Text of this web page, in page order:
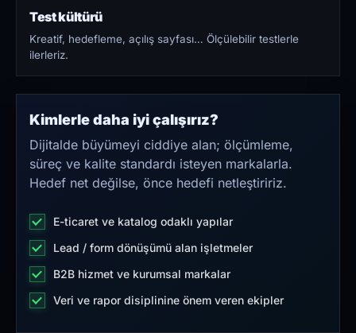
Test kültürü
Kreatif, hedefleme, açılış sayfası… Ölçülebilir testlerle
ilerleriz.
Kimlerle daha iyi çalışırız?
Dijitalde büyümeyi ciddiye alan; ölçümleme,
süreç ve kalite standardı isteyen markalarla.
Hedef net değilse, önce hedefi netleştiririz.
E-ticaret ve katalog odaklı yapılar
Lead / form dönüşümü alan işletmeler
B2B hizmet ve kurumsal markalar
Veri ve rapor disiplinine önem veren ekipler